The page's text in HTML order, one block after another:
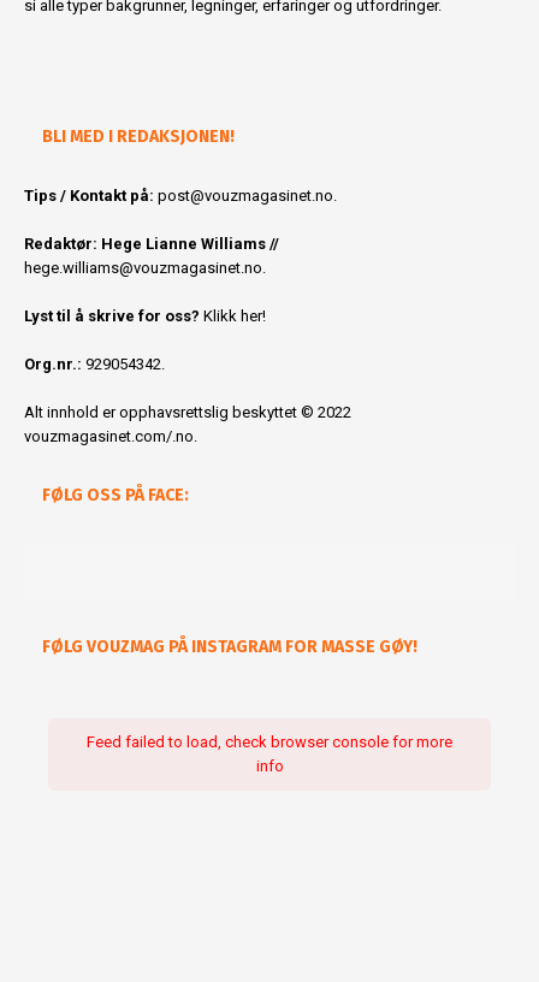
si alle typer bakgrunner, legninger, erfaringer og utfordringer.
BLI MED I REDAKSJONEN!
Tips / Kontakt på: post@vouzmagasinet.no.
Redaktør: Hege Lianne Williams //
hege.williams@vouzmagasinet.no.
Lyst til å skrive for oss? Klikk her!
Org.nr.: 929054342.
Alt innhold er opphavsrettslig beskyttet © 2022
vouzmagasinet.com/.no.
FØLG OSS PÅ FACE:
FØLG VOUZMAG PÅ INSTAGRAM FOR MASSE GØY!
Feed failed to load, check browser console for more
info